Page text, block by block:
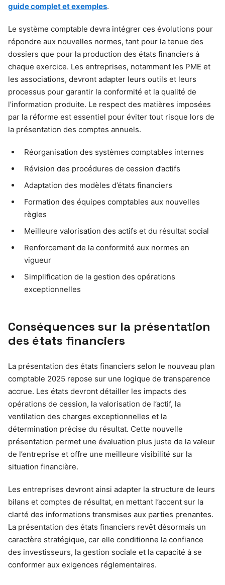
guide complet et exemples.
Le système comptable devra intégrer ces évolutions pour
répondre aux nouvelles normes, tant pour la tenue des
dossiers que pour la production des états financiers à
chaque exercice. Les entreprises, notamment les PME et
les associations, devront adapter leurs outils et leurs
processus pour garantir la conformité et la qualité de
l’information produite. Le respect des matières imposées
par la réforme est essentiel pour éviter tout risque lors de
la présentation des comptes annuels.
Réorganisation des systèmes comptables internes
Révision des procédures de cession d’actifs
Adaptation des modèles d’états financiers
Formation des équipes comptables aux nouvelles
règles
Meilleure valorisation des actifs et du résultat social
Renforcement de la conformité aux normes en
vigueur
Simplification de la gestion des opérations
exceptionnelles
Conséquences sur la présentation
des états financiers
La présentation des états financiers selon le nouveau plan
comptable 2025 repose sur une logique de transparence
accrue. Les états devront détailler les impacts des
opérations de cession, la valorisation de l’actif, la
ventilation des charges exceptionnelles et la
détermination précise du résultat. Cette nouvelle
présentation permet une évaluation plus juste de la valeur
de l’entreprise et offre une meilleure visibilité sur la
situation financière.
Les entreprises devront ainsi adapter la structure de leurs
bilans et comptes de résultat, en mettant l’accent sur la
clarté des informations transmises aux parties prenantes.
La présentation des états financiers revêt désormais un
caractère stratégique, car elle conditionne la confiance
des investisseurs, la gestion sociale et la capacité à se
conformer aux exigences réglementaires.